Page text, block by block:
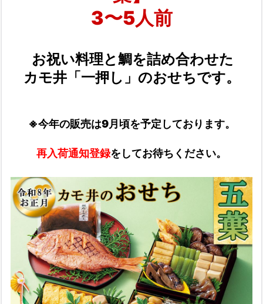
3〜5人前
お祝い料理と鯛を詰め合わせた
カモ井「一押し」のおせちです。
※今年の販売は9月頃を予定しております。
再入荷通知登録をしてお待ちください。